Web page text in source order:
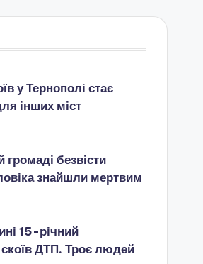
у Тернополі стає
інших міст
громаді безвісти
знайшли мертвим
15-річний
скоїв ДТП. Троє людей